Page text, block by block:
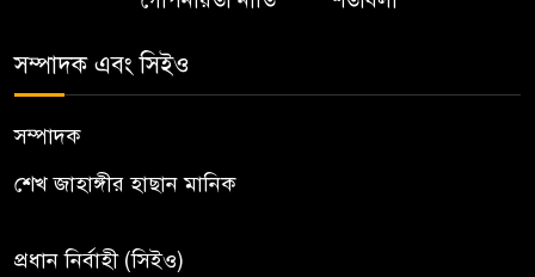
সম্পাদক এবং সিইও
সম্পাদক
শেখ জাহাঙ্গীর হাছান মানিক
প্রধান নির্বাহী (সিইও)